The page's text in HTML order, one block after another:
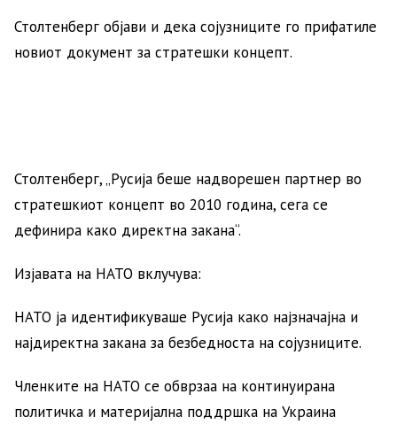
Столтенберг објави и дека сојузниците го прифатиле
новиот документ за стратешки концепт.
Столтенберг, „Русија беше надворешен партнер во
стратешкиот концепт во 2010 година, сега се
дефинира како директна закана“.
Изјавата на НАТО вклучува:
НАТО ја идентификуваше Русија како најзначајна и
најдиректна закана за безбедноста на сојузниците.
Членките на НАТО се обврзаа на континуирана
политичка и материјална поддршка на Украина